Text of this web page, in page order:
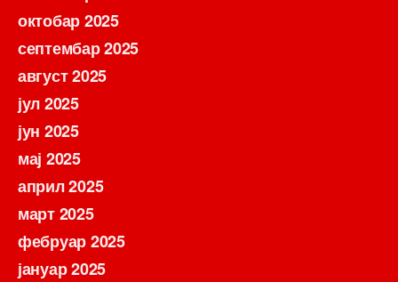
октобар 2025
септембар 2025
август 2025
јул 2025
јун 2025
мај 2025
април 2025
март 2025
фебруар 2025
јануар 2025